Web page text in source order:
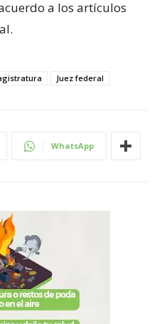
a los artículos
Juez federal
WhatsApp